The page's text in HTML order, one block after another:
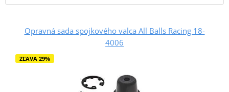
Opravná sada spojkového valca All Balls Racing 18-
4006
ZĽAVA 29%